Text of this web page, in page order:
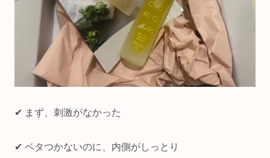
✔ まず、刺激がなかった
✔ ベタつかないのに、内側がしっとり